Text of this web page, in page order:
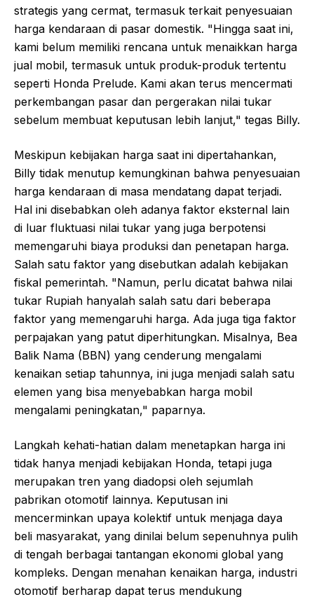
strategis yang cermat, termasuk terkait penyesuaian
harga kendaraan di pasar domestik. "Hingga saat ini,
kami belum memiliki rencana untuk menaikkan harga
jual mobil, termasuk untuk produk-produk tertentu
seperti Honda Prelude. Kami akan terus mencermati
perkembangan pasar dan pergerakan nilai tukar
sebelum membuat keputusan lebih lanjut," tegas Billy.
Meskipun kebijakan harga saat ini dipertahankan,
Billy tidak menutup kemungkinan bahwa penyesuaian
harga kendaraan di masa mendatang dapat terjadi.
Hal ini disebabkan oleh adanya faktor eksternal lain
di luar fluktuasi nilai tukar yang juga berpotensi
memengaruhi biaya produksi dan penetapan harga.
Salah satu faktor yang disebutkan adalah kebijakan
fiskal pemerintah. "Namun, perlu dicatat bahwa nilai
tukar Rupiah hanyalah salah satu dari beberapa
faktor yang memengaruhi harga. Ada juga tiga faktor
perpajakan yang patut diperhitungkan. Misalnya, Bea
Balik Nama (BBN) yang cenderung mengalami
kenaikan setiap tahunnya, ini juga menjadi salah satu
elemen yang bisa menyebabkan harga mobil
mengalami peningkatan," paparnya.
Langkah kehati-hatian dalam menetapkan harga ini
tidak hanya menjadi kebijakan Honda, tetapi juga
merupakan tren yang diadopsi oleh sejumlah
pabrikan otomotif lainnya. Keputusan ini
mencerminkan upaya kolektif untuk menjaga daya
beli masyarakat, yang dinilai belum sepenuhnya pulih
di tengah berbagai tantangan ekonomi global yang
kompleks. Dengan menahan kenaikan harga, industri
otomotif berharap dapat terus mendukung